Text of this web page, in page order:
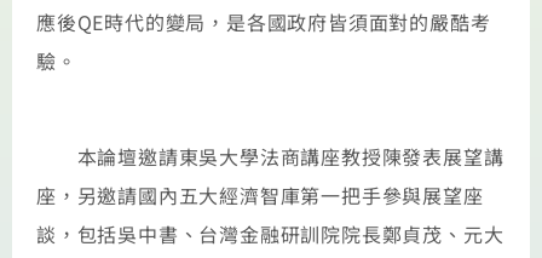
應後QE時代的變局，是各國政府皆須面對的嚴酷考
驗。
本論壇邀請東吳大學法商講座教授陳發表展望講
座，另邀請國內五大經濟智庫第一把手參與展望座
談，包括吳中書、台灣金融研訓院院長鄭貞茂、元大